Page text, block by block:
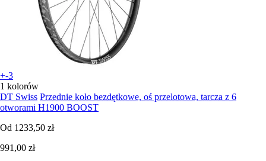
+-3
1 kolorów
DT Swiss Przednie koło bezdętkowe, oś przelotowa, tarcza z 6
otworami H1900 BOOST
Od 1233,50 zł
991,00 zł